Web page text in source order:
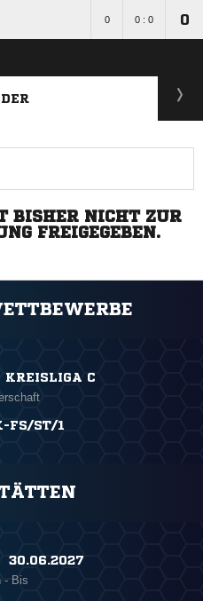
0 0 : 0 0
BISHER NICHT ZUR
FREIGEGEBEN.
KREISLIGA C
FS/ST/1
30.06.2027
- Bis